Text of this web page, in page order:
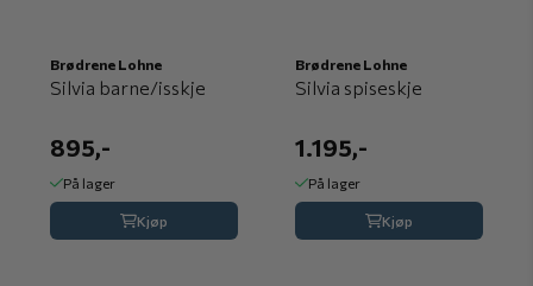
Brødrene Lohne
Silvia barne/isskje
895,-
På lager
Kjøp
Brødrene Lohne
Silvia spiseskje
1.195,-
På lager
Kjøp